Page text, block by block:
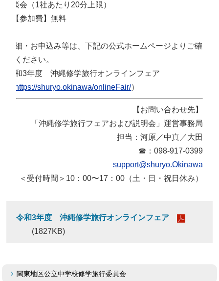
談会（1社あたり20分上限）
【参加費】無料
詳細・お申込み等は、下記の公式ホームページよりご確
認ください。
令和3年度 沖縄修学旅行オンラインフェア
https://shuryo.okinawa/onlineFair/）
【お問い合わせ先】
「沖縄修学旅行フェアおよび説明会」運営事務局
担当：河原／中真／大田
☎：098-917-0399
support@shuryo.Okinawa
＜受付時間＞10：00〜17：00（土・日・祝日休み）
令和3年度 沖縄修学旅行オンラインフェア
(1827KB)
関東地区公立中学校修学旅行委員会